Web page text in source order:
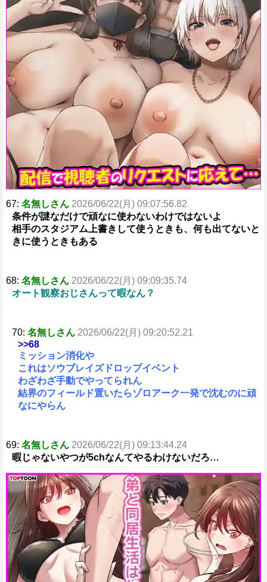
67: 名無しさん 2026/06/22(月) 09:07:56.82
条件が謎なだけで頑なに使わないわけではないよ
相手のスタジアム上書きして使うときも、何も出てないと
きに使うときもある
68: 名無しさん 2026/06/22(月) 09:09:35.74
オート観察おじさんって暇なん？
70: 名無しさん 2026/06/22(月) 09:20:52.21
>>68
ミッション消化や
これはソウブレイズドロップイベント
わざわざ手動でやってられん
結界のフィールド置いたらゾロアーク一発で沈むのに頑
なにやらん
69: 名無しさん 2026/06/22(月) 09:13:44.24
暇じゃないやつが5chなんてやるわけないだろ…